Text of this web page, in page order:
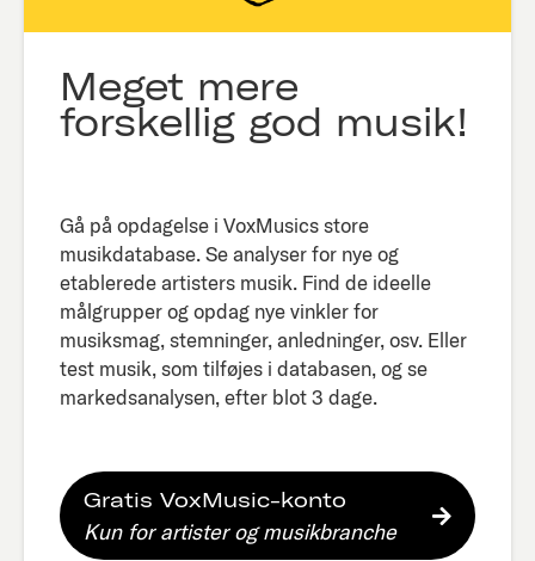
Meget mere
forskellig god musik!
Gå på opdagelse i VoxMusics store
musikdatabase. Se analyser for nye og
etablerede artisters musik. Find de ideelle
målgrupper og opdag nye vinkler for
musiksmag, stemninger, anledninger, osv. Eller
test musik, som tilføjes i databasen, og se
markedsanalysen, efter blot 3 dage.​
Gratis VoxMusic-konto
Kun for artister og musikbranche